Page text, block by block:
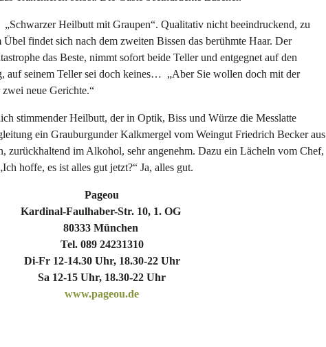
Heilbutt mit Graupen“. Qualitativ nicht beeindruckend, zu
findet sich nach dem zweiten Bissen das berühmte Haar. Der
das Beste, nimmt sofort beide Teller und entgegnet auf den
auf seinem Teller sei doch keines… „Aber Sie wollen doch mit der
neue Gerichte.“
stimmender Heilbutt, der in Optik, Biss und Würze die Messlatte
ein Grauburgunder Kalkmergel vom Weingut Friedrich Becker aus
zurückhaltend im Alkohol, sehr angenehm. Dazu ein Lächeln vom Chef,
hoffe, es ist alles gut jetzt?“ Ja, alles gut.
Pageou
Kardinal-Faulhaber-Str. 10, 1. OG
80333 München
Tel. 089 24231310
Di-Fr 12-14.30 Uhr, 18.30-22 Uhr
Sa 12-15 Uhr, 18.30-22 Uhr
www.pageou.de